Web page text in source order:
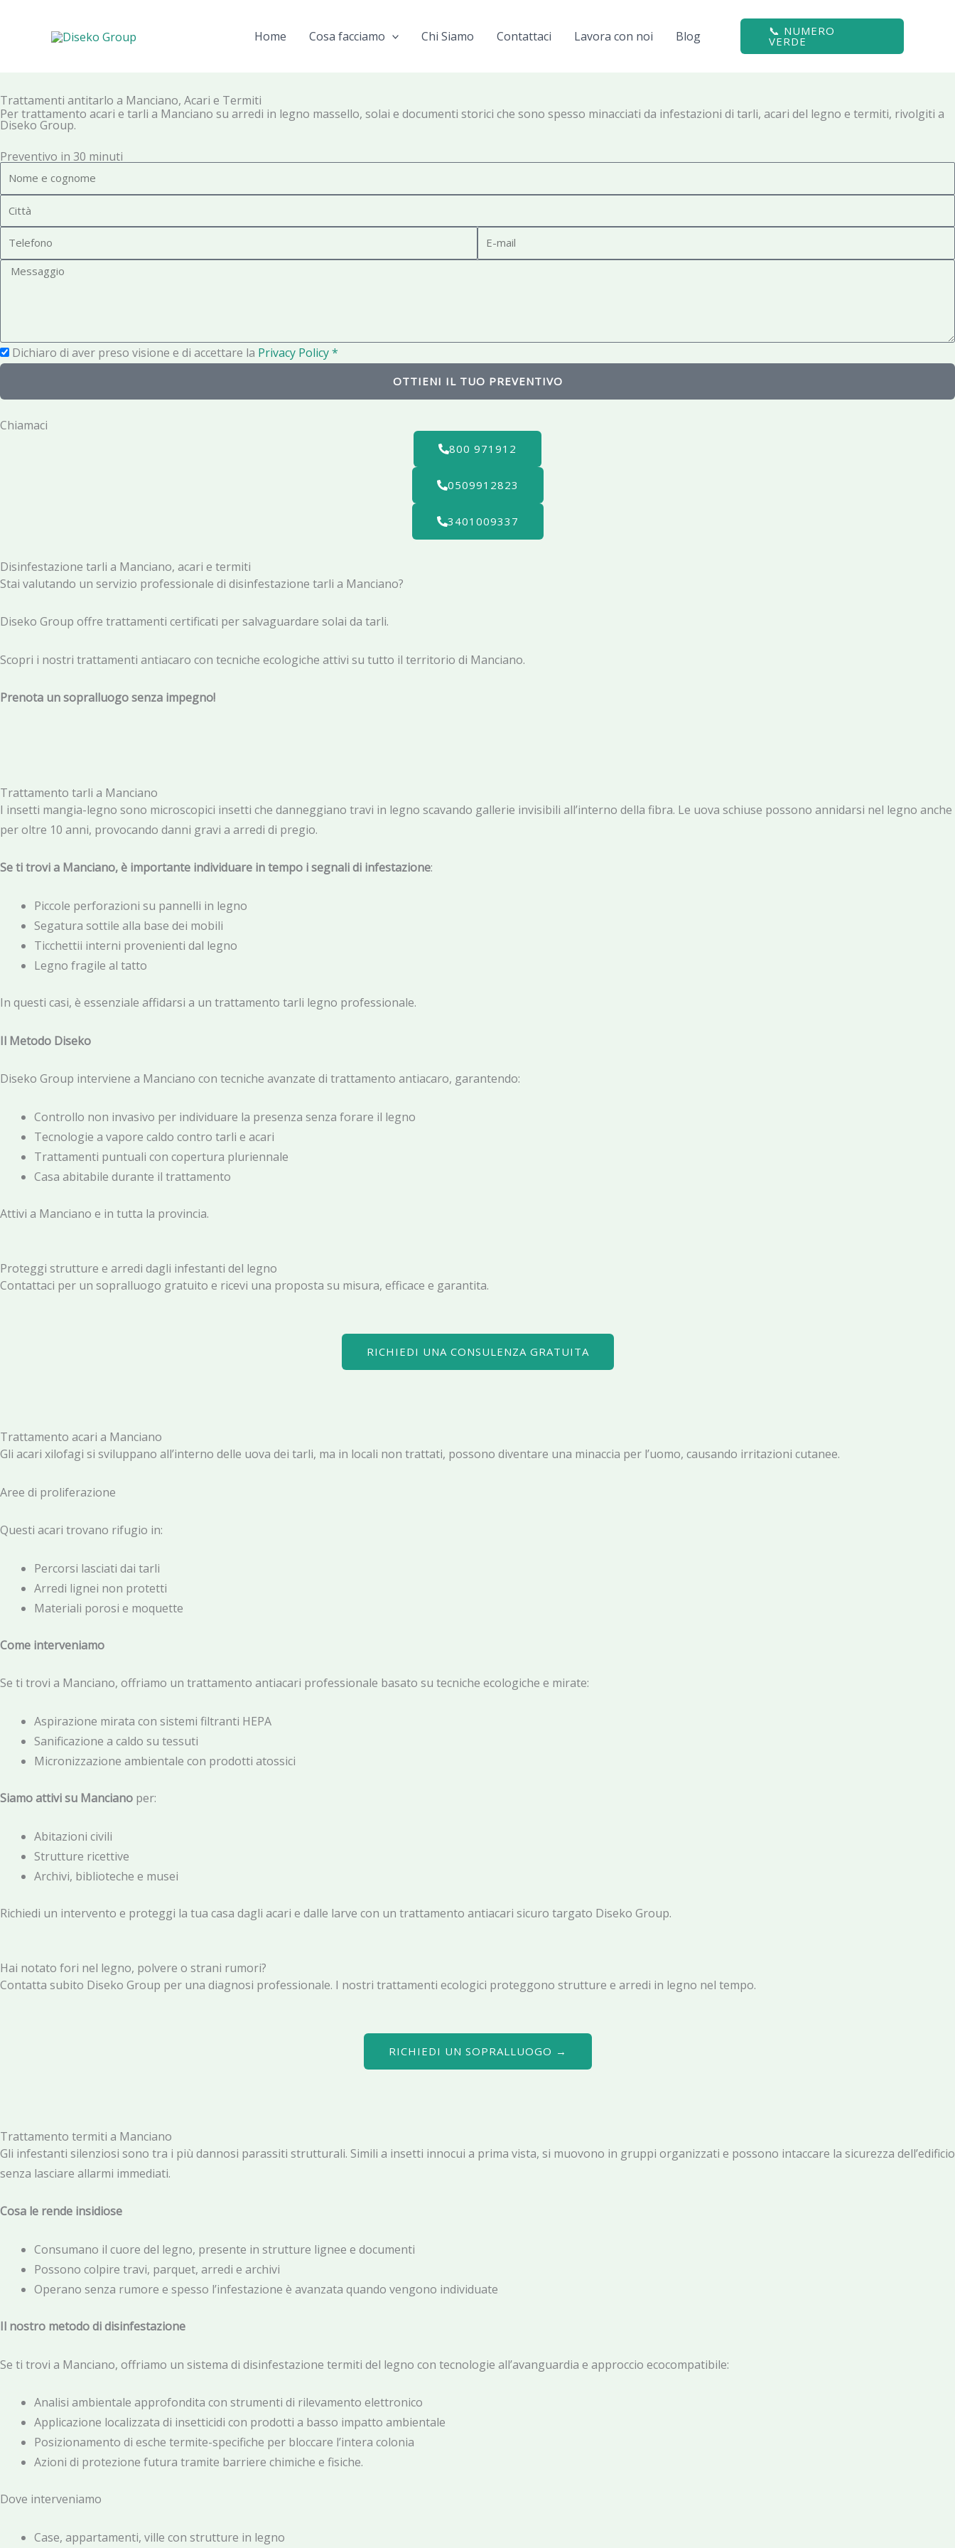
Home Cosa facciamo Chi Siamo Contattaci Lavora con noi Blog 📞 NUMERO
VERDE
Trattamenti antitarlo a Manciano, Acari e Termiti
Per trattamento acari e tarli a Manciano su arredi in legno massello, solai e documenti storici che sono spesso minacciati da infestazioni di tarli, acari del legno e termiti, rivolgiti a
Diseko Group.
Preventivo in 30 minuti
o
e
i
t
e
n
-
a
g
o
P
r
a
Dichiaro di aver preso visione e di accettare la Privacy Policy *
OTTIENI IL TUO PREVENTIVO
Chiamaci
800 971912
0509912823
3401009337
Disinfestazione tarli a Manciano, acari e termiti
Stai valutando un servizio professionale di disinfestazione tarli a Manciano?
Diseko Group offre trattamenti certificati per salvaguardare solai da tarli.
Scopri i nostri trattamenti antiacaro con tecniche ecologiche attivi su tutto il territorio di Manciano.
Prenota un sopralluogo senza impegno!
Trattamento tarli a Manciano
I insetti mangia-legno sono microscopici insetti che danneggiano travi in legno scavando gallerie invisibili all’interno della fibra. Le uova schiuse possono annidarsi nel legno anche
per oltre 10 anni, provocando danni gravi a arredi di pregio.
Se ti trovi a Manciano, è importante individuare in tempo i segnali di infestazione:
Piccole perforazioni su pannelli in legno
Segatura sottile alla base dei mobili
Ticchettii interni provenienti dal legno
Legno fragile al tatto
In questi casi, è essenziale affidarsi a un trattamento tarli legno professionale.
Il Metodo Diseko
Diseko Group interviene a Manciano con tecniche avanzate di trattamento antiacaro, garantendo:
Controllo non invasivo per individuare la presenza senza forare il legno
Tecnologie a vapore caldo contro tarli e acari
Trattamenti puntuali con copertura pluriennale
Casa abitabile durante il trattamento
Attivi a Manciano e in tutta la provincia.
Proteggi strutture e arredi dagli infestanti del legno
Contattaci per un sopralluogo gratuito e ricevi una proposta su misura, efficace e garantita.
RICHIEDI UNA CONSULENZA GRATUITA
Trattamento acari a Manciano
Gli acari xilofagi si sviluppano all’interno delle uova dei tarli, ma in locali non trattati, possono diventare una minaccia per l’uomo, causando irritazioni cutanee.
Aree di proliferazione
Questi acari trovano rifugio in:
Percorsi lasciati dai tarli
Arredi lignei non protetti
Materiali porosi e moquette
Come interveniamo
Se ti trovi a Manciano, offriamo un trattamento antiacari professionale basato su tecniche ecologiche e mirate:
Aspirazione mirata con sistemi filtranti HEPA
Sanificazione a caldo su tessuti
Micronizzazione ambientale con prodotti atossici
Siamo attivi su Manciano per:
Abitazioni civili
Strutture ricettive
Archivi, biblioteche e musei
Richiedi un intervento e proteggi la tua casa dagli acari e dalle larve con un trattamento antiacari sicuro targato Diseko Group.
Hai notato fori nel legno, polvere o strani rumori?
Contatta subito Diseko Group per una diagnosi professionale. I nostri trattamenti ecologici proteggono strutture e arredi in legno nel tempo.
RICHIEDI UN SOPRALLUOGO →
Trattamento termiti a Manciano
Gli infestanti silenziosi sono tra i più dannosi parassiti strutturali. Simili a insetti innocui a prima vista, si muovono in gruppi organizzati e possono intaccare la sicurezza dell’edificio
senza lasciare allarmi immediati.
Cosa le rende insidiose
Consumano il cuore del legno, presente in strutture lignee e documenti
Possono colpire travi, parquet, arredi e archivi
Operano senza rumore e spesso l’infestazione è avanzata quando vengono individuate
Il nostro metodo di disinfestazione
Se ti trovi a Manciano, offriamo un sistema di disinfestazione termiti del legno con tecnologie all’avanguardia e approccio ecocompatibile:
Analisi ambientale approfondita con strumenti di rilevamento elettronico
Applicazione localizzata di insetticidi con prodotti a basso impatto ambientale
Posizionamento di esche termite-specifiche per bloccare l’intera colonia
Azioni di protezione futura tramite barriere chimiche e fisiche.
Dove interveniamo
Case, appartamenti, ville con strutture in legno